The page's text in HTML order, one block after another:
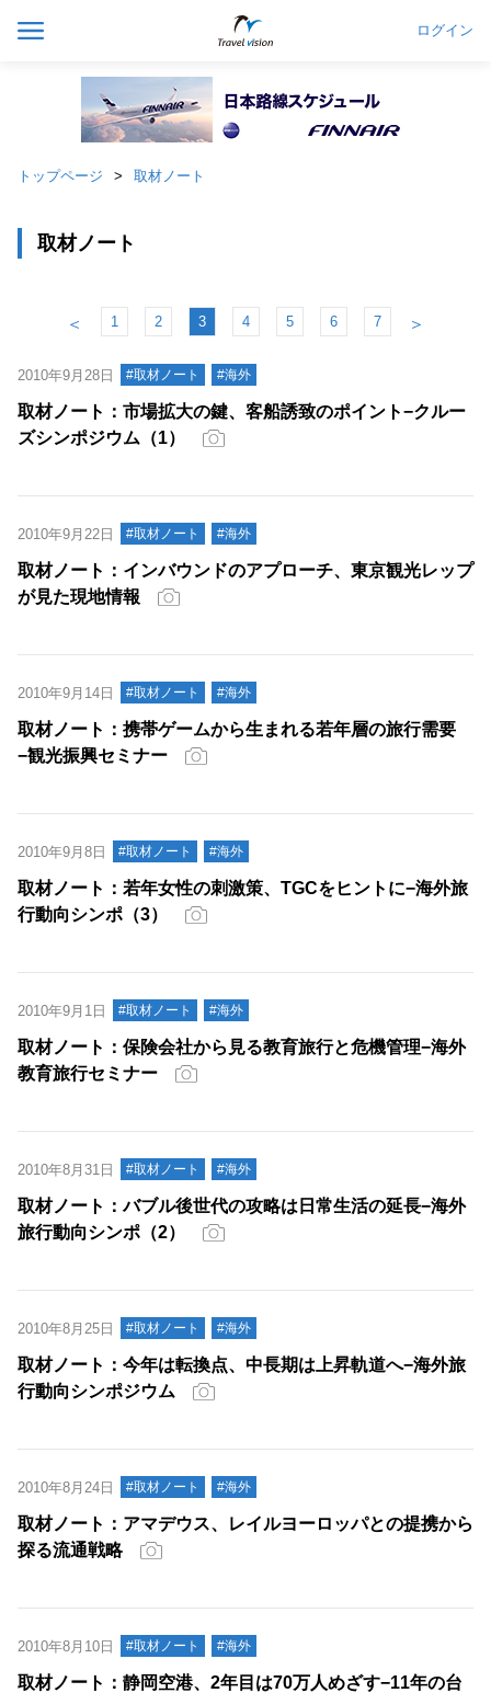
ログイン
トップページ 取材ノート
取材ノート
＜ 1 2 3 4 5 6 7 ＞
2010年9月28日 #取材ノート #海外
取材ノート：市場拡大の鍵、客船誘致のポイント−クルー
ズシンポジウム（1）
2010年9月22日 #取材ノート #海外
取材ノート：インバウンドのアプローチ、東京観光レップ
が見た現地情報
2010年9月14日 #取材ノート #海外
取材ノート：携帯ゲームから生まれる若年層の旅行需要
−観光振興セミナー
2010年9月8日 #取材ノート #海外
取材ノート：若年女性の刺激策、TGCをヒントに−海外旅
行動向シンポ（3）
2010年9月1日 #取材ノート #海外
取材ノート：保険会社から見る教育旅行と危機管理−海外
教育旅行セミナー
2010年8月31日 #取材ノート #海外
取材ノート：バブル後世代の攻略は日常生活の延長−海外
旅行動向シンポ（2）
2010年8月25日 #取材ノート #海外
取材ノート：今年は転換点、中長期は上昇軌道へ−海外旅
行動向シンポジウム
2010年8月24日 #取材ノート #海外
取材ノート：アマデウス、レイルヨーロッパとの提携から
探る流通戦略
2010年8月10日 #取材ノート #海外
取材ノート：静岡空港、2年目は70万人めざす−11年の台